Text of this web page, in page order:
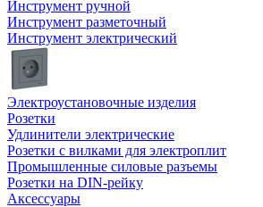
Инструмент ручной
Инструмент разметочный
Инструмент электрический
Электроустановочные изделия
Розетки
Удлинители электрические
Розетки с вилками для электроплит
Промышленные силовые разъемы
Розетки на DIN-рейку
Аксессуары